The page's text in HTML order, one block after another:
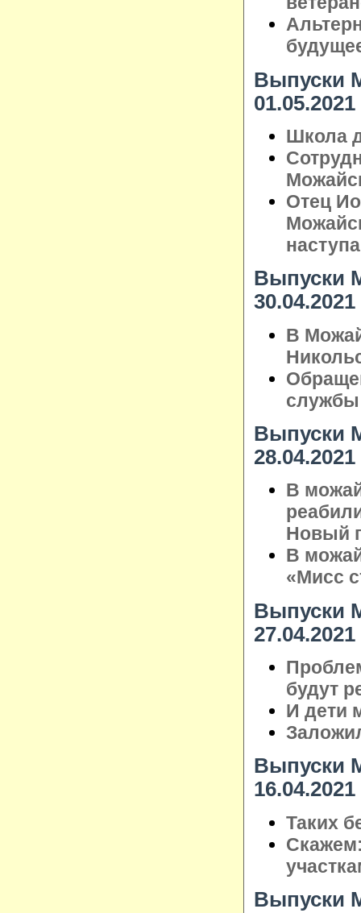
Выпуски
01.05.2021
Школа
Отец
Выпуски
30.04.2021
В
службы
Выпуски
28.04.2021
В
Новый
В
«Мисс
Выпуски
27.04.2021
будут
И дети
Выпуски
16.04.2021
Таких
Выпуски